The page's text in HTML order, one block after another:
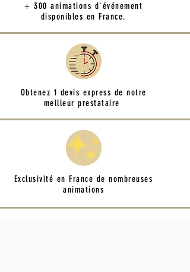
+ 300 animations d'événement
disponibles en France.
Obtenez 1 devis express de notre
meilleur prestataire
Exclusivité en France de nombreuses
animations